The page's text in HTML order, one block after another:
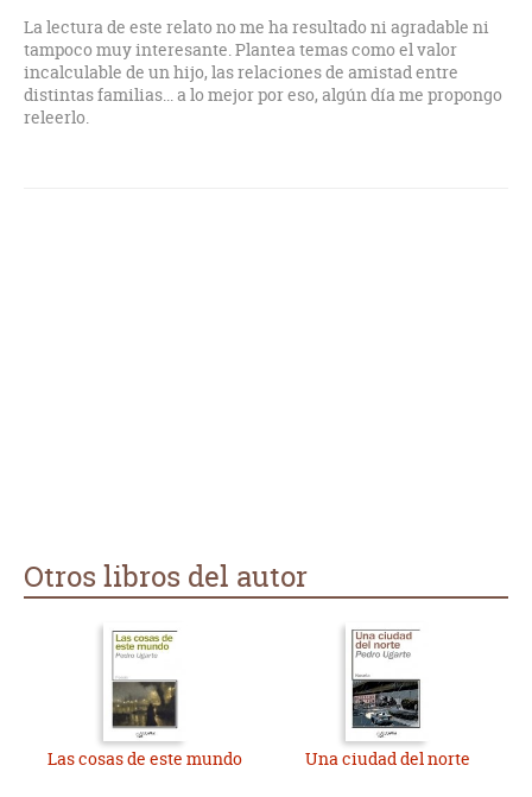
La lectura de este relato no me ha resultado ni agradable ni
tampoco muy interesante. Plantea temas como el valor
incalculable de un hijo, las relaciones de amistad entre
distintas familias... a lo mejor por eso, algún día me propongo
releerlo.
Otros libros del autor
Las cosas de este mundo Una ciudad del norte